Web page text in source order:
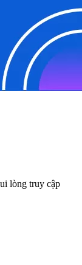
lòng truy cập